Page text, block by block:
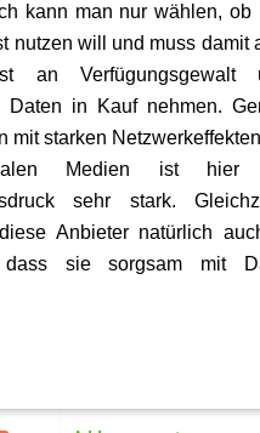
kann man nur wählen, ob
nutzen will und muss damit
an Verfügungsgewalt
Daten in Kauf nehmen.
mit starken
Medien ist hier
sehr stark.
Anbieter natürlich
dass sie sorgsam mit